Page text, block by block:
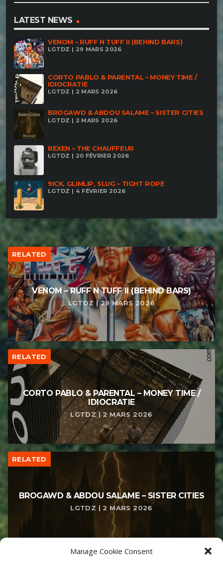
Manage Cookie Consent
LATEST NEWS
VENOM – RUFF N TUFF II (BEHIND BARS)
LGTDZ | 29 MARS 2026
CORTO PABLO & PARENTAL – MONEY TIME /
IDIOCRATIE
LGTDZ | 2 MARS 2026
BROGAWD & ABDOU SALAME – SISTER CITIES
LGTDZ | 2 MARS 2026
REXEN – THE CHAUFFEUR
LGTDZ | 20 FÉVRIER 2026
9ICK, GLIMLIP, SLUG – TIGHT ROPE
LGTDZ | 4 FÉVRIER 2026
RELATED
VENOM – RUFF N TUFF II (BEHIND BARS)
LGTDZ | 29 MARS 2026
RELATED
CORTO PABLO & PARENTAL – MONEY TIME /
IDIOCRATIE
LGTDZ | 2 MARS 2026
RELATED
BROGAWD & ABDOU SALAME – SISTER CITIES
LGTDZ | 2 MARS 2026